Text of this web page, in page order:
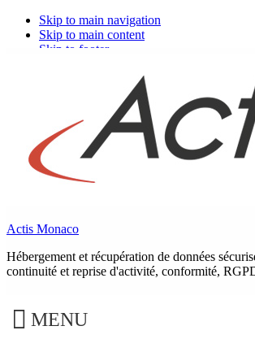
Skip to main navigation
Skip to main content
Skip to footer
Actis Monaco
Hébergement et récupération de données
continuité et reprise d'activité, conformité,
MENU